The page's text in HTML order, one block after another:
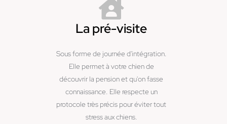
La pré-visite
Sous forme de journée d'intégration.
Elle permet à votre chien de
découvrir la pension et qu'on fasse
connaissance. Elle respecte un
protocole très précis pour éviter tout
stress aux chiens.